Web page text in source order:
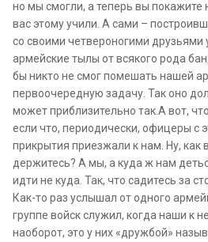
но мы смогли, а теперь вы покажите
вас этому учили. А сами –
со своими четвероногими друзьями
армейские тылы от всякого рода
бы никто не смог помешать нашей
первоочередную задачу. Так оно
может приблизительно так.А вот,
если что, периодически, офицеры с
прикрытия приезжали к нам. Ну, как
держитесь? А мы, а куда ж нам
идти не куда. Так, что садитесь за
Как-то раз услышал от одного
группе войск служил, когда наши к
наоборот, это у них «дружбой»